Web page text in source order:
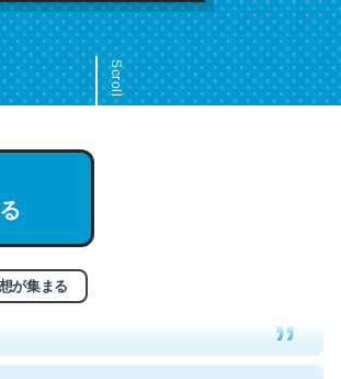
Scroll
が集まる
とてもクレバーなんだろうなと凄く思
読める人は原文もお勧め。自分はこの流
Go. Then Covid hit. Shit.
られるかい？ by ラーズ・ヌートバー